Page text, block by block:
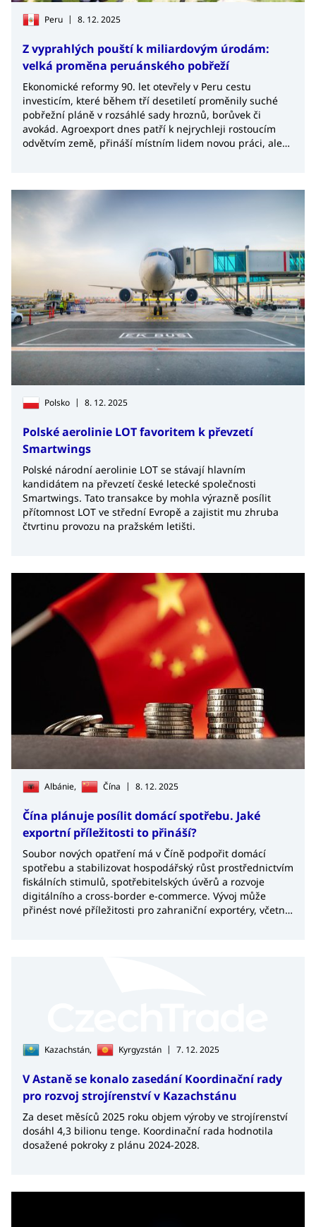
Peru | 8. 12. 2025
Z vyprahlých pouští k miliardovým úrodám:
velká proměna peruánského pobřeží
Ekonomické reformy 90. let otevřely v Peru cestu
investicím, které během tří desetiletí proměnily suché
pobřežní pláně v rozsáhlé sady hroznů, borůvek či
avokád. Agroexport dnes patří k nejrychleji rostoucím
odvětvím země, přináší místním lidem novou práci, ale
klimatem. Kromě příležitostí však dynamický rozvoj
pouštního zemědělství přinesl jistou míru napětí.
Polsko | 8. 12. 2025
Polské aerolinie LOT favoritem k převzetí
Smartwings
Polské národní aerolinie LOT se stávají hlavním
kandidátem na převzetí české letecké společnosti
Smartwings. Tato transakce by mohla výrazně posílit
přítomnost LOT ve střední Evropě a zajistit mu zhruba
čtvrtinu provozu na pražském letišti.
Albánie, Čína | 8. 12. 2025
Čína plánuje posílit domácí spotřebu. Jaké
exportní příležitosti to přináší?
Soubor nových opatření má v Číně podpořit domácí
spotřebu a stabilizovat hospodářský růst prostřednictvím
fiskálních stimulů, spotřebitelských úvěrů a rozvoje
digitálního a cross-border e-commerce. Vývoj může
přinést nové příležitosti pro zahraniční exportéry, včetně
Kazachstán, Kyrgyzstán | 7. 12. 2025
V Astaně se konalo zasedání Koordinační rady
pro rozvoj strojírenství v Kazachstánu
Za deset měsíců 2025 roku objem výroby ve strojírenství
dosáhl 4,3 bilionu tenge. Koordinační rada hodnotila
dosažené pokroky z plánu 2024-2028.